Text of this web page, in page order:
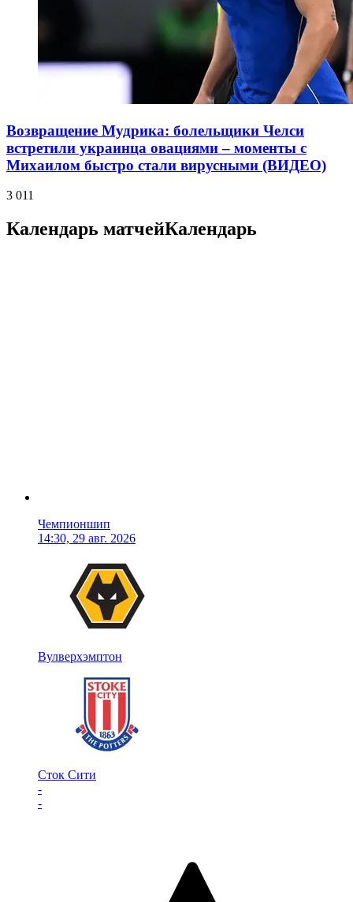
Возвращение Мудрика: болельщики Челси
встретили украинца овациями – моменты с
Михаилом быстро стали вирусными (ВИДЕО)
3 011
Календарь матчейКалендарь
Чемпионшип
14:30, 29 авг. 2026
Вулверхэмптон
Сток Сити
-
-